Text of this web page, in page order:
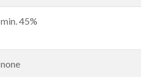
min. 45%
none